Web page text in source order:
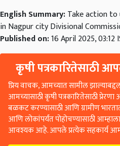
English Summary:Take action to
in Nagpur city Divisional
Published on:16 April 2025, 03:12
कृषी पत्रकारितेसाठी
प्रिय वाचक, आमच्यात सामील
आमच्यासाठी कृषी पत्रकारितेसाठी
बळकट करण्यासाठी आणि ग्रामीण
आणि लोकांपर्यंत पोहोचण्यासाठी
आवश्यक आहे. आपले प्रत्येक सहकार्य